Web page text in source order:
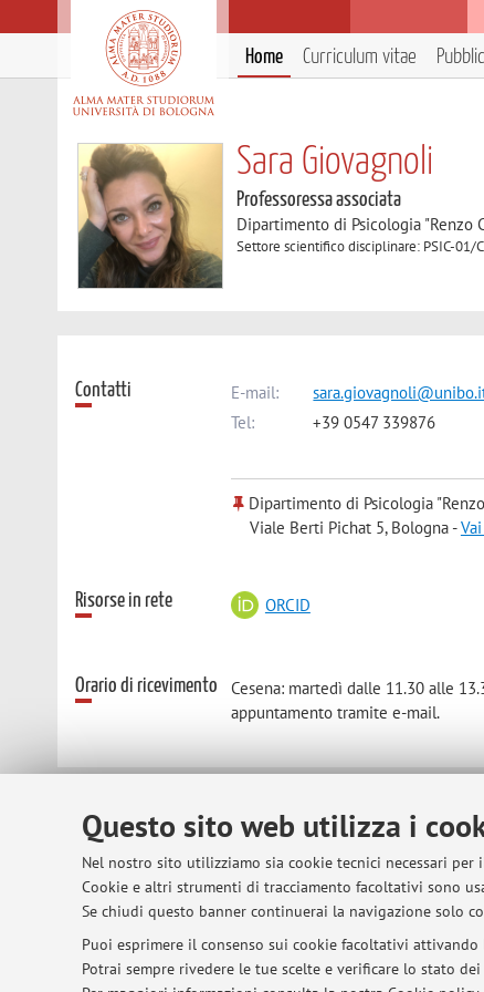
Questo sito web utilizza i
Nel nostro sito utilizziamo sia cookie tecnici necessari
Cookie e altri strumenti di tracciamento facoltativi sono
Se chiudi questo banner continuerai la navigazione solo
Puoi esprimere il consenso sui cookie facoltativi
Potrai sempre rivedere le tue scelte e verificare lo stato
Home Curriculum vitae
Sara Giovagnoli
Professoressa associata
Dipartimento di Psicologia "Renzo
Settore scientifico disciplinare: PSIC-01/
Contatti E-mail:
Tel:
+39 0547 339876
Dipartimento di Psicologia
Viale Berti Pichat 5, Bologna -
Risorse in rete ORCID
Orario di ricevimento
Cesena: martedì dalle 11.30 alle
appuntamento tramite e-mail.
© 2026 - ALMA MATER STUDIORUM